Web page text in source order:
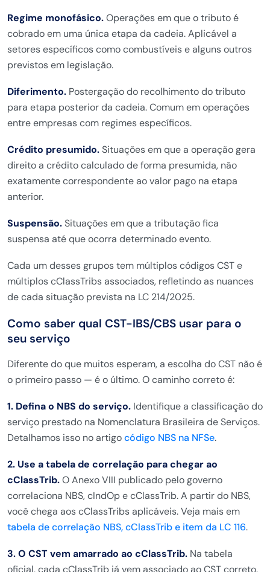
Regime monofásico.Operações em que o tributo é
cobrado em uma única etapa da cadeia. Aplicável a
setores específicos como combustíveis e alguns outros
previstos em legislação.
Diferimento. Postergação do recolhimento do tributo
para etapa posterior da cadeia. Comum em operações
entre empresas com regimes específicos.
Crédito presumido.Situações em que a operação gera
direito a crédito calculado de forma presumida, não
exatamente correspondente ao valor pago na etapa
anterior.
Suspensão.Situações em que a tributação fica
suspensa até que ocorra determinado evento.
Cada um desses grupos tem múltiplos códigos CST e
múltiplos cClassTribs associados, refletindo as nuances
de cada situação prevista na LC 214/2025.
Como saber qual CST-IBS/CBS usar para o
seu serviço
Diferente do que muitos esperam, a escolha do CST não é
o primeiro passo — é o último. O caminho correto é:
1. Defina o NBS do serviço. Identifique a classificação do
serviço prestado na Nomenclatura Brasileira de Serviços.
Detalhamos isso no artigocódigo NBS na NFSe.
2. Use a tabela de correlação para chegar ao
cClassTrib.O Anexo VIII publicado pelo governo
correlaciona NBS, cIndOp e cClassTrib. A partir do NBS,
você chega aos cClassTribs aplicáveis. Veja mais em
tabela de correlação NBS, cClassTrib e item da LC 116.
3. O CST vem amarrado ao cClassTrib. Na tabela
oficial, cada cClassTrib já vem associado ao CST correto.